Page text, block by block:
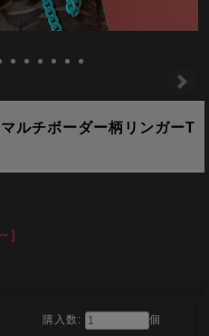
ルチボーダー柄リンガーT
]
購入数: 個